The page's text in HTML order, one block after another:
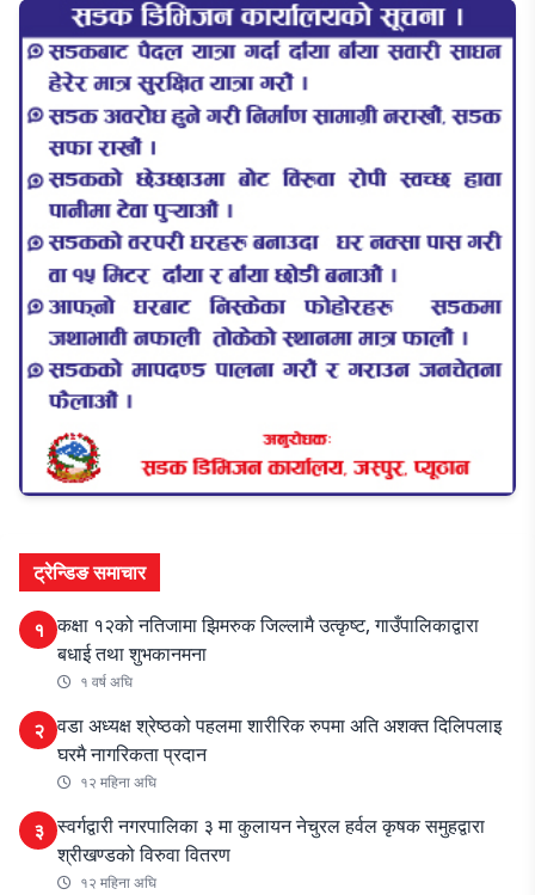
ट्रेन्डिङ समाचार
१ कक्षा १२को नतिजामा झिमरुक जिल्लामै उत्कृष्ट, गाउँपालिकाद्वारा
बधाई तथा शुभकानमना
१ वर्ष अघि
२ वडा अध्यक्ष श्रेष्ठको पहलमा शारीरिक रुपमा अति अशक्त दिलिपलाइ
घरमै नागरिकता प्रदान
१२ महिना अघि
३ स्वर्गद्वारी नगरपालिका ३ मा कुलायन नेचुरल हर्वल कृषक समुहद्वारा
श्रीखण्डको विरुवा वितरण
१२ महिना अघि